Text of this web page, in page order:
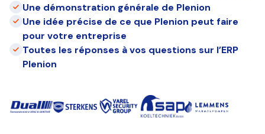
Une démonstration générale de Plenion
Une idée précise de ce que Plenion peut faire
pour votre entreprise
Toutes les réponses à vos questions sur l’ERP
Plenion